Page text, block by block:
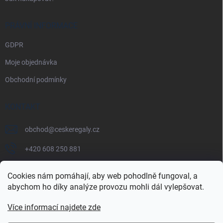
Cookies nám pomáhají, aby web pohodlně fungoval, a
abychom ho díky analýze provozu mohli dál vylepšovat.
Více informací najdete zde
PRÁVNÍ INFORMACE
GDPR
Moje objednávka
Obchodní podmínky
KONTAKT
obchod@ceskeregaly.cz
+420 608 250 881